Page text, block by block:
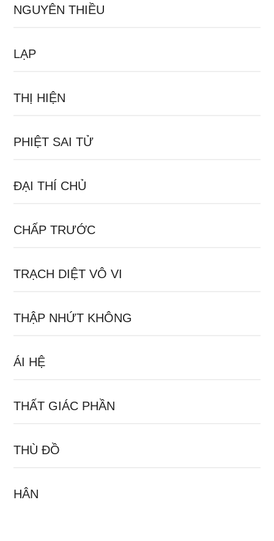
NGUYÊN THIỀU
LẠP
THỊ HIỆN
PHIỆT SAI TỬ
ĐẠI THÍ CHỦ
CHẤP TRƯỚC
TRẠCH DIỆT VÔ VI
THẬP NHỨT KHÔNG
ÁI HỆ
THẤT GIÁC PHẦN
THÙ ĐỒ
HÂN